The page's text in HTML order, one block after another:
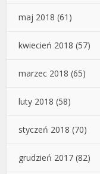
maj 2018 (61)
kwiecień 2018 (57)
marzec 2018 (65)
luty 2018 (58)
styczeń 2018 (70)
grudzień 2017 (82)